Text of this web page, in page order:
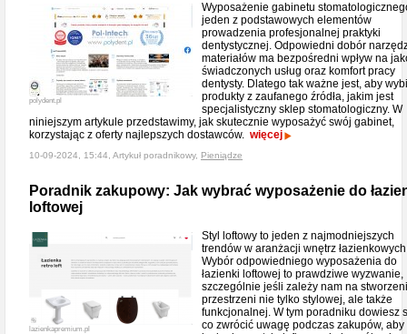
polydent.pl
Wyposażenie gabinetu
jeden z podstawowych elementów
prowadzenia profesjonalnej praktyki
dentystycznej. Odpowiedni dobór
materiałów ma bezpośredni wpływ na
świadczonych usług oraz komfort pracy
dentysty. Dlatego tak ważne jest, aby
produkty z zaufanego źródła, jakim jest
specjalistyczny sklep stomatologiczny. W
niniejszym artykule przedstawimy, jak skutecznie wyposażyć swój gabinet,
korzystając z oferty najlepszych dostawców. więcej
10-09-2024, 15:44, Artykuł poradnikowy, Pieniądze
Poradnik zakupowy: Jak wybrać wyposażenie do
loftowej
lazienkapremium.pl
Styl loftowy to jeden z najmodniejszych
trendów w aranżacji wnętrz
Wybór odpowiedniego wyposażenia do
łazienki loftowej to prawdziwe wyzwanie,
szczególnie jeśli zależy nam na
przestrzeni nie tylko stylowej, ale także
funkcjonalnej. W tym poradniku dowiesz
co zwrócić uwagę podczas zakupów, aby